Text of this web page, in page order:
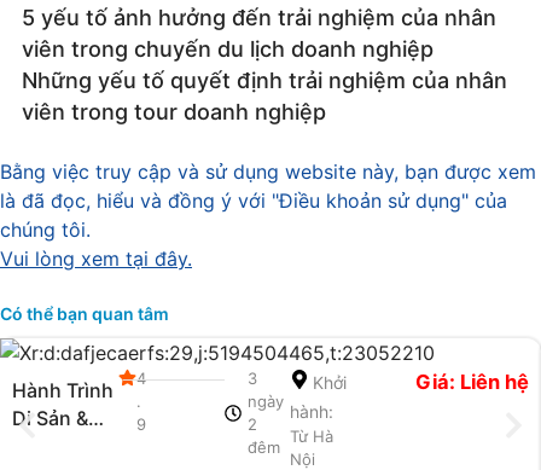
5 yếu tố ảnh hưởng đến trải nghiệm của nhân
viên trong chuyến du lịch doanh nghiệp
Những yếu tố quyết định trải nghiệm của nhân
viên trong tour doanh nghiệp
Bằng việc truy cập và sử dụng website này, bạn được xem
là đã đọc, hiểu và đồng ý với "Điều khoản sử dụng" của
chúng tôi.
Vui lòng xem tại đây.
Có thể bạn quan tâm
Hành Trình
Di Sản &
4
.
9
3
ngày
2
đêm
Khởi
hành:
Từ Hà
Nội
Giá: Liên hệ